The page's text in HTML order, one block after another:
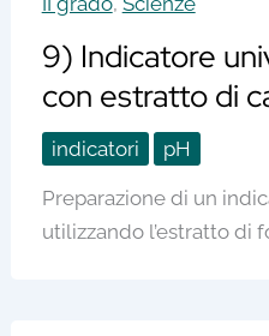
9) Indicatore
con estratto di
indicatori pH
Preparazione di un
utilizzando l’estratto di